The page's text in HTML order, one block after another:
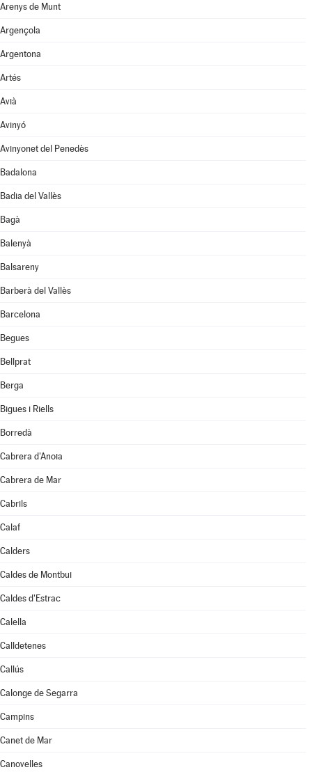
Arenys de Munt
Argençola
Argentona
Artés
Avià
Avinyó
Avinyonet del Penedès
Badalona
Badia del Vallès
Bagà
Balenyà
Balsareny
Barberà del Vallès
Barcelona
Begues
Bellprat
Berga
Bigues i Riells
Borredà
Cabrera d'Anoia
Cabrera de Mar
Cabrils
Calaf
Calders
Caldes de Montbui
Caldes d'Estrac
Calella
Calldetenes
Callús
Calonge de Segarra
Campins
Canet de Mar
Canovelles